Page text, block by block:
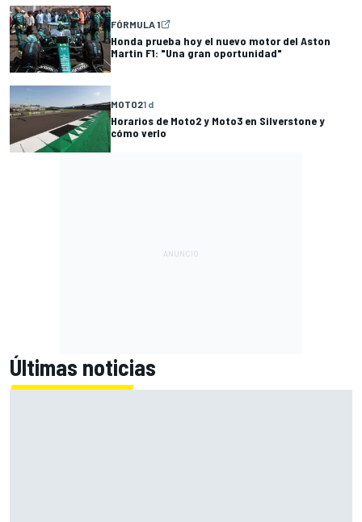
FÓRMULA 1
Honda prueba hoy el nuevo motor del Aston
Martin F1: "Una gran oportunidad"
MOTO21 d
Horarios de Moto2 y Moto3 en Silverstone y
cómo verlo
Últimas noticias